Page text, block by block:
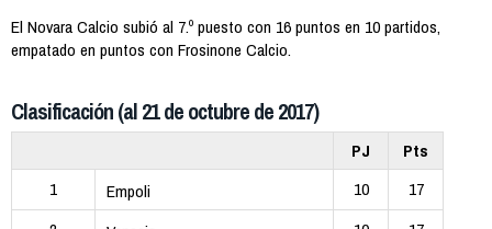
El Novara Calcio subió al 7.º puesto con 16 puntos en 10 partidos,
empatado en puntos con Frosinone Calcio.
Clasificación (al 21 de octubre de 2017)
PJ
Pts
1
Empoli 10
17